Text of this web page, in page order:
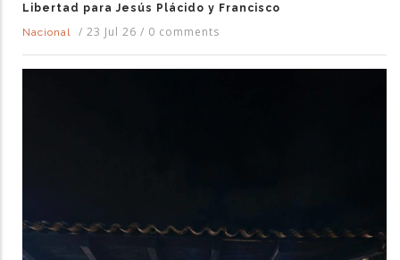
Libertad para Jesús Plácido y Francisco
Nacional
/ 23 Jul 26 / 0 comments